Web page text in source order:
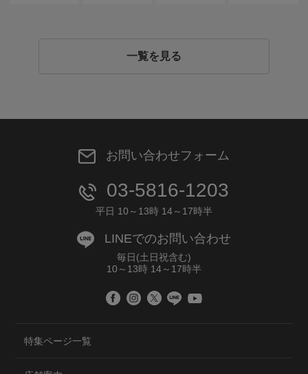
一覧を見る
お問い合わせフォーム
03-5816-1203
平日 10～13時 14～17時半
LINEでのお問い合わせ
毎日(土日祝含む)
10～13時 14～17時半
特集ページ一覧